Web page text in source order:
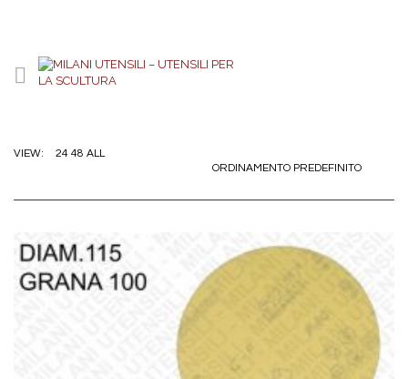
VIEW: 24 48 ALL
ORDINAMENTO PREDEFINITO